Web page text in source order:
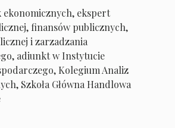
ekonomicznych, ekspert
finansów publicznych,
i zarzadzania
adiunkt w Instytucie
Kolegium Analiz
Szkoła Główna Handlowa